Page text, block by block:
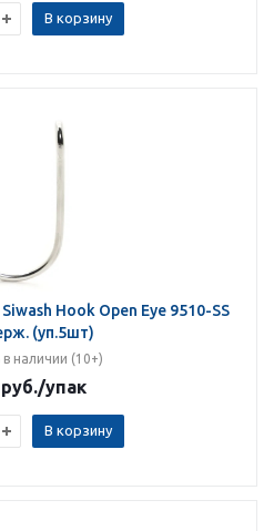
В корзину
Hook Open Eye 9510-SS
(уп.5шт)
в наличии (10+)
/упак
В корзину